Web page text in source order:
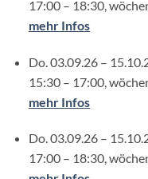
17:00 – 18:30,
mehr Infos
Do. 03.09.26 –
15:30 – 17:00,
mehr Infos
Do. 03.09.26 –
17:00 – 18:30,